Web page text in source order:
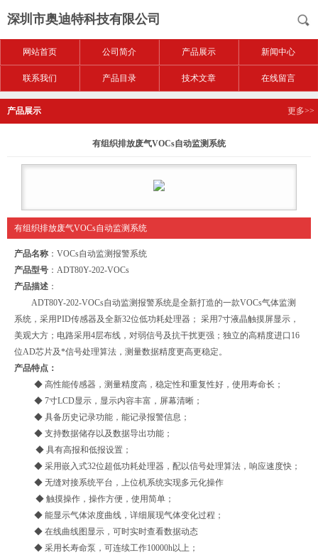
深圳市奥迪特科技有限公司
网站首页 公司简介 产品展示 新闻中心
联系我们 产品目录 技术文章 在线留言
产品展示 更多>>
有组织排放废气VOCs自动监测系统
有组织排放废气VOCs自动监测系统
产品名称 ： VOCs自动监测报警系统
产品型号 ： ADT80Y-202-VOCs
产品描述 ：
ADT80Y-202-VOCs自动监测报警系统是全新打造的一款VOCs气体监测
系统，采用PID传感器及全新32位低功耗处理器； 采用7寸液晶触摸屏显示，
美观大方；电路采用4层布线，对弱信号及抗干扰更强；独立的高精度进口16
位AD芯片及*信号处理算法，测量数据精度更高更稳定。
产品特点：
◆ 高性能传感器，测量精度高，稳定性和重复性好，使用寿命长；
◆ 7寸LCD显示，显示内容丰富，屏幕清晰；
◆ 具备历史记录功能，能记录报警信息；
◆ 支持数据储存以及数据导出功能；
◆ 具有高报和低报设置；
◆ 采用嵌入式32位超低功耗处理器，配以信号处理算法，响应速度快；
◆ 无缝对接系统平台，上位机系统实现多元化操作
◆ 触摸操作，操作方便，使用简单；
◆ 能显示气体浓度曲线，详细展现气体变化过程；
◆ 在线曲线图显示，可时实时查看数据动态
◆ 采用长寿命泵，可连续工作10000h以上；